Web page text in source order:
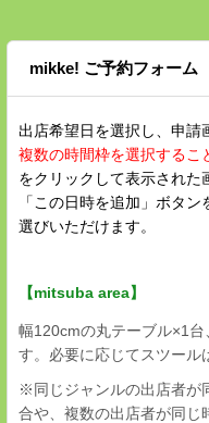
mikke! ご予約フォーム
出店希望日を選択し、申請
複数の時間枠を選択するこ
をクリックして表示された
「この日時を追加」ボタ
選びいただけます。
【mitsuba area】
幅120cmの丸テーブル×1
す。必要に応じてスツール
※同じジャンルの出店者が
合や、複数の出店者が同じ